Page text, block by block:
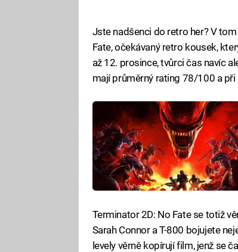
Jste nadšenci do retro her? V
Fate, očekávaný retro kousek,
až 12. prosince, tvůrci čas navíc
mají průměrný rating 78/100 a
Terminator 2D: No Fate se totiž
Sarah Connor a T-800 bojujete
levely věrně kopírují film, jenž se